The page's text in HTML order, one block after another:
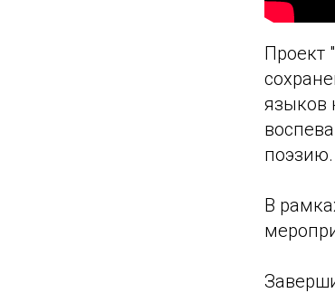
Проект
языков
поэзию.
В